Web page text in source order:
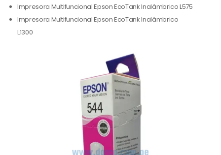
Impresora Multifuncional Epson EcoTank Inalámbrico L575
Impresora Multifuncional Epson EcoTank Inalámbrico
L1300